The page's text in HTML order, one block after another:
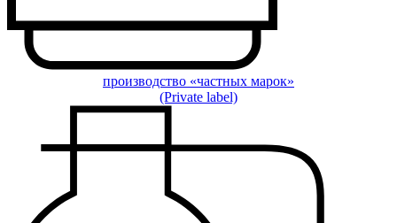
производство «частных марок»
(Private label)